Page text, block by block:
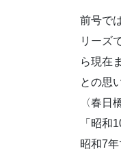
前号で
リーズ
ら現在
との思
〈春日
「昭和
昭和7